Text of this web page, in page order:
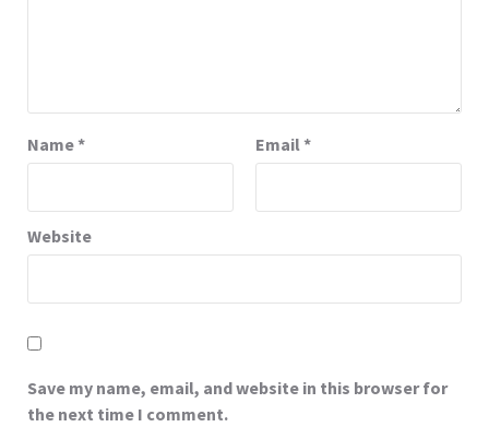
Name* Email*
Website
Save my name, email, and website in this browser for
the next time I comment.